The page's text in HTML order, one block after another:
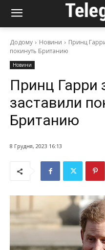
Додому Новини
Принц
покинуть Британию
Новини
Принц Гарри
заставили
Британию
8 Грудня, 2023 16:13